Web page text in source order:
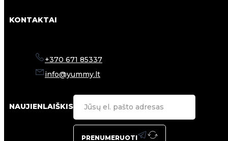
KONTAKTAI
+370 671 85337
info@yummy.lt
NAUJIENLAIŠKIS
PRENUMERUOTI